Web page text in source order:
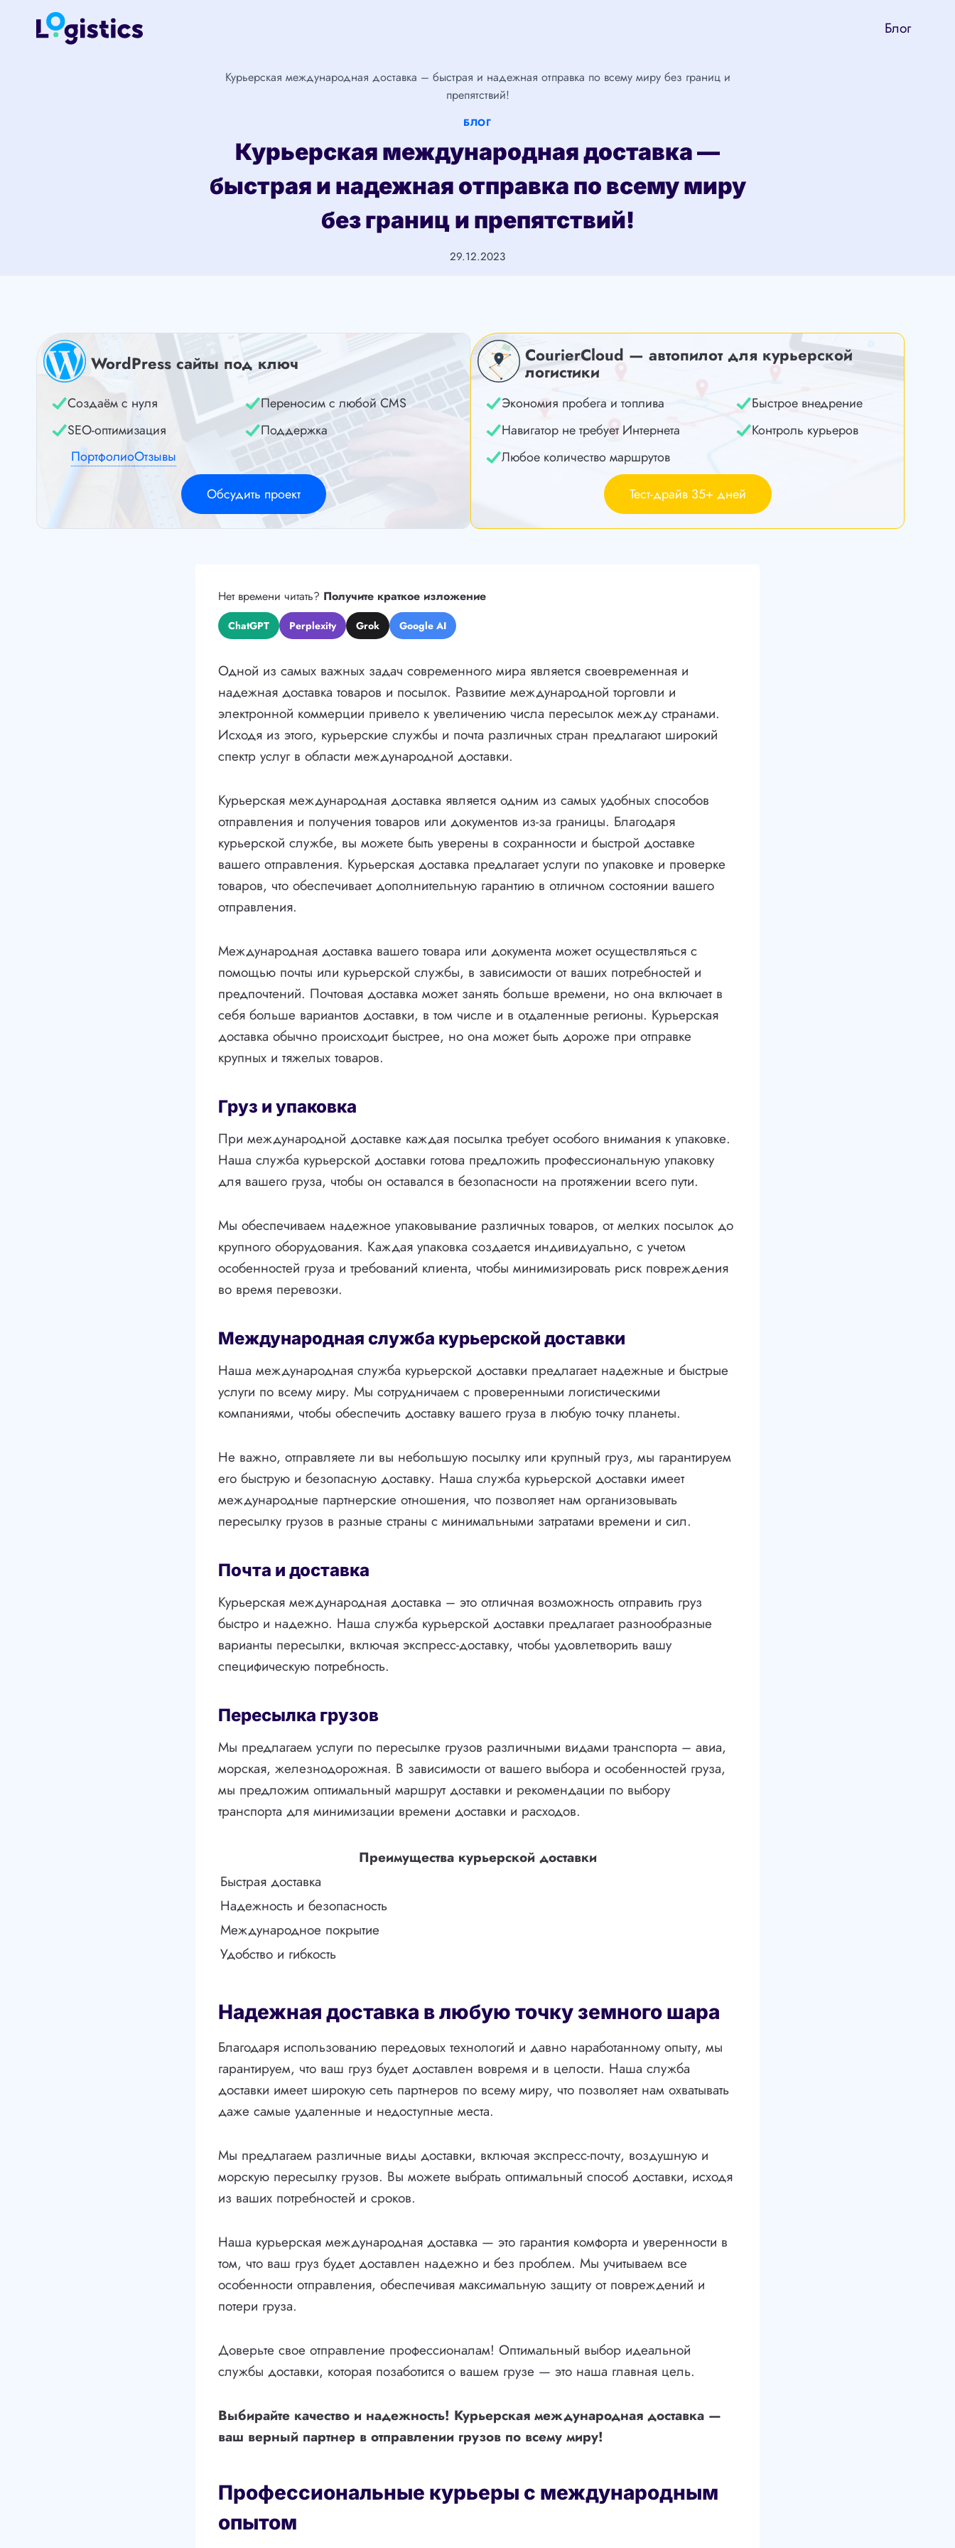
Перейти
Блог
Курьерская международная доставка – быстрая и надежная отправка по всему миру без границ и
препятствий!
БЛОГ
Курьерская международная доставка —
быстрая и надежная отправка по всему миру
без границ и препятствий!
29.12.2023
WordPress сайты под ключ
Создаём с нуля
Переносим с любой CMS
SEO-оптимизация
Поддержка
ПортфолиоОтзывы
Обсудить проект
CourierCloud — автопилот для курьерской
логистики
Экономия пробега и топлива
Быстрое внедрение
Навигатор не требует Интернета
Контроль курьеров
Любое количество маршрутов
Тест-драйв 35+ дней
Нет времени читать? Получите краткое изложение
ChatGPT Perplexity Grok Google AI
Одной из самых важных задач современного мира является своевременная и
надежная доставка товаров и посылок. Развитие международной торговли и
электронной коммерции привело к увеличению числа пересылок между странами.
Исходя из этого, курьерские службы и почта различных стран предлагают широкий
спектр услуг в области международной доставки.
Курьерская международная доставка является одним из самых удобных способов
отправления и получения товаров или документов из-за границы. Благодаря
курьерской службе, вы можете быть уверены в сохранности и быстрой доставке
вашего отправления. Курьерская доставка предлагает услуги по упаковке и проверке
товаров, что обеспечивает дополнительную гарантию в отличном состоянии вашего
отправления.
Международная доставка вашего товара или документа может осуществляться с
помощью почты или курьерской службы, в зависимости от ваших потребностей и
предпочтений. Почтовая доставка может занять больше времени, но она включает в
себя больше вариантов доставки, в том числе и в отдаленные регионы. Курьерская
доставка обычно происходит быстрее, но она может быть дороже при отправке
крупных и тяжелых товаров.
Груз и упаковка
При международной доставке каждая посылка требует особого внимания к упаковке.
Наша служба курьерской доставки готова предложить профессиональную упаковку
для вашего груза, чтобы он оставался в безопасности на протяжении всего пути.
Мы обеспечиваем надежное упаковывание различных товаров, от мелких посылок до
крупного оборудования. Каждая упаковка создается индивидуально, с учетом
особенностей груза и требований клиента, чтобы минимизировать риск повреждения
во время перевозки.
Международная служба курьерской доставки
Наша международная служба курьерской доставки предлагает надежные и быстрые
услуги по всему миру. Мы сотрудничаем с проверенными логистическими
компаниями, чтобы обеспечить доставку вашего груза в любую точку планеты.
Не важно, отправляете ли вы небольшую посылку или крупный груз, мы гарантируем
его быструю и безопасную доставку. Наша служба курьерской доставки имеет
международные партнерские отношения, что позволяет нам организовывать
пересылку грузов в разные страны с минимальными затратами времени и сил.
Почта и доставка
Курьерская международная доставка – это отличная возможность отправить груз
быстро и надежно. Наша служба курьерской доставки предлагает разнообразные
варианты пересылки, включая экспресс-доставку, чтобы удовлетворить вашу
специфическую потребность.
Пересылка грузов
Мы предлагаем услуги по пересылке грузов различными видами транспорта – авиа,
морская, железнодорожная. В зависимости от вашего выбора и особенностей груза,
мы предложим оптимальный маршрут доставки и рекомендации по выбору
транспорта для минимизации времени доставки и расходов.
Преимущества курьерской доставки
Быстрая доставка
Надежность и безопасность
Международное покрытие
Удобство и гибкость
Надежная доставка в любую точку земного шара
Благодаря использованию передовых технологий и давно наработанному опыту, мы
гарантируем, что ваш груз будет доставлен вовремя и в целости. Наша служба
доставки имеет широкую сеть партнеров по всему миру, что позволяет нам охватывать
даже самые удаленные и недоступные места.
Мы предлагаем различные виды доставки, включая экспресс-почту, воздушную и
морскую пересылку грузов. Вы можете выбрать оптимальный способ доставки, исходя
из ваших потребностей и сроков.
Наша курьерская международная доставка — это гарантия комфорта и уверенности в
том, что ваш груз будет доставлен надежно и без проблем. Мы учитываем все
особенности отправления, обеспечивая максимальную защиту от повреждений и
потери груза.
Доверьте свое отправление профессионалам! Оптимальный выбор идеальной
службы доставки, которая позаботится о вашем грузе — это наша главная цель.
Выбирайте качество и надежность! Курьерская международная доставка —
ваш верный партнер в отправлении грузов по всему миру!
Профессиональные курьеры с международным
опытом